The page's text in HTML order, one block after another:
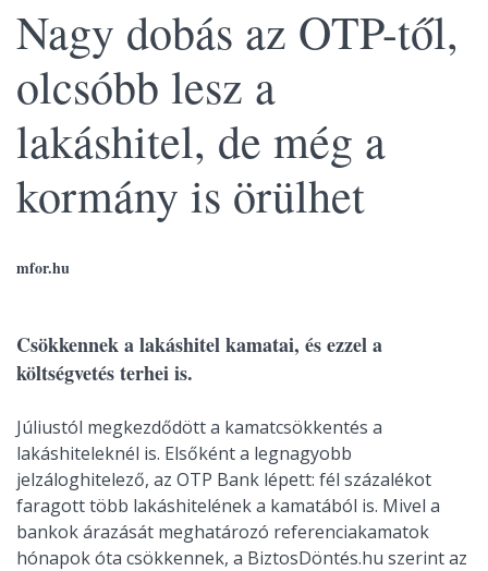
Nagy dobás az OTP-től,
olcsóbb lesz a
lakáshitel, de még a
kormány is örülhet
mfor.hu
Csökkennek a lakáshitel kamatai, és ezzel a
költségvetés terhei is.
Júliustól megkezdődött a kamatcsökkentés a
lakáshiteleknél is. Elsőként a legnagyobb
jelzáloghitelező, az OTP Bank lépett: fél százalékot
faragott több lakáshitelének a kamatából is. Mivel a
bankok árazását meghatározó referenciakamatok
hónapok óta csökkennek, a BiztosDöntés.hu szerint az